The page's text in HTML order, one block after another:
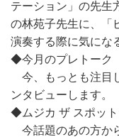
テーション」の先生
の林苑子先生に、「
演奏する際に気にな
◆今月のプレトーク
今、もっとも注目
ンタビューします。
◆ムジカ ザ スポット
今話題のあの方か